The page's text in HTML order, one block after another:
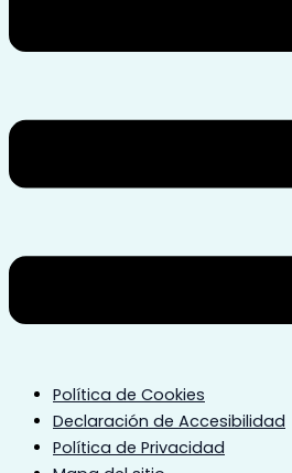
Política de Cookies
Declaración de Accesibilidad
Política de Privacidad